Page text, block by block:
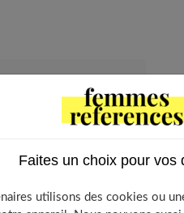
une garantie santé ?
Faites un choix pour vos
utilisons des cookies ou